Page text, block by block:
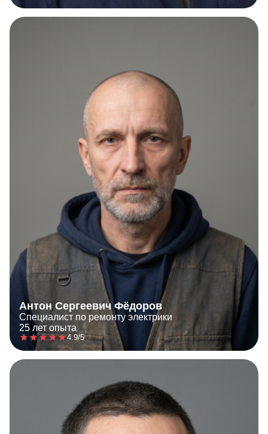
Антон Сергеевич Фёдоров
Специалист по ремонту электрики
25 лет опыта
4.9/5